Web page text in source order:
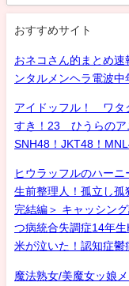
おすすめサイト
おネコさん的まとめ
ンタルメンヘラ電波
アイドッフル！ ワタ
すき！23 ひうらのア
SNH48！JKT48！
ヒウラッフルのハー
生前整理人！孤立し
完結編＞ キャッシン
つ病統合失調症14年
米が泣いた！認知症
魔法熟女/美魔女ッ娘